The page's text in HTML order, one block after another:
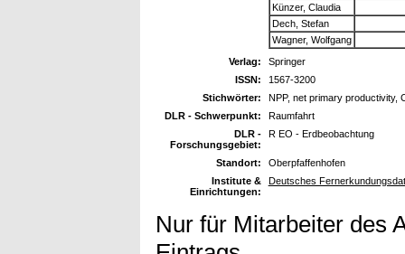
Künzer, Claudia
Dech, Stefan
Wagner, Wolfgang
Verlag:
Springer
ISSN:
1567-3200
Stichwörter:
NPP, net primary productivity,
DLR - Schwerpunkt:
Raumfahrt
DLR -
Forschungsgebiet:
R EO - Erdbeobachtung
Standort:
Oberpfaffenhofen
Institute &
Einrichtungen:
Deutsches
Nur für Mitarbeiter des